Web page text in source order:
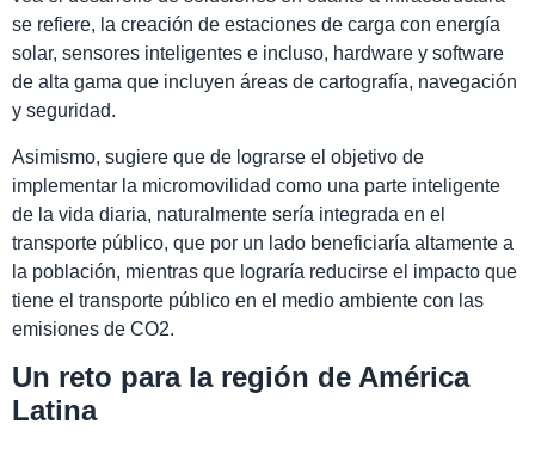
se refiere, la creación de estaciones de carga con energía
solar, sensores inteligentes e incluso, hardware y software
de alta gama que incluyen áreas de cartografía, navegación
y seguridad.
Asimismo, sugiere que de lograrse el objetivo de
implementar la micromovilidad como una parte inteligente
de la vida diaria, naturalmente sería integrada en el
transporte público, que por un lado beneficiaría altamente a
la población, mientras que lograría reducirse el impacto que
tiene el transporte público en el medio ambiente con las
emisiones de CO2.
Un reto para la región de América
Latina